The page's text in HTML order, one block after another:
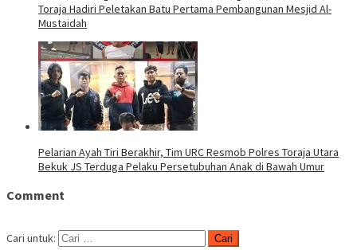
Toraja Hadiri Peletakan Batu Pertama Pembangunan Mesjid Al-
Mustaidah
Pelarian Ayah Tiri Berakhir, Tim URC Resmob Polres Toraja Utara
Bekuk JS Terduga Pelaku Persetubuhan Anak di Bawah Umur
Comment
Cari untuk: